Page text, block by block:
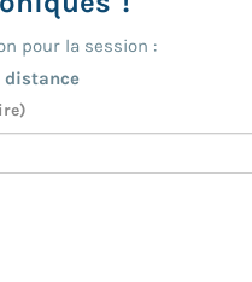
pour la session :
distance